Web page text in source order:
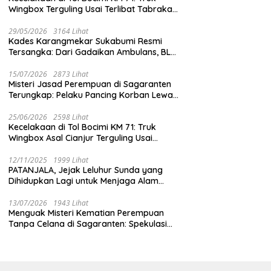
Wingbox Terguling Usai Terlibat Tabrakan
29/05/2026 3164 Lihat
Kades Karangmekar Sukabumi Resmi
Tersangka: Dari Gadaikan Ambulans, BLT
15/07/2026 2873 Lihat
Misteri Jasad Perempuan di Sagaranten
Terungkap: Pelaku Pancing Korban Lewat
25/06/2026 2598 Lihat
Kecelakaan di Tol Bocimi KM 71: Truk
Wingbox Asal Cianjur Terguling Usai
RS Sekarwangi
12/11/2025 1999 Lihat
PATANJALA, Jejak Leluhur Sunda yang
Dihidupkan Lagi untuk Menjaga Alam
13/07/2026 1943 Lihat
Menguak Misteri Kematian Perempuan
Tanpa Celana di Sagaranten: Spekulasi